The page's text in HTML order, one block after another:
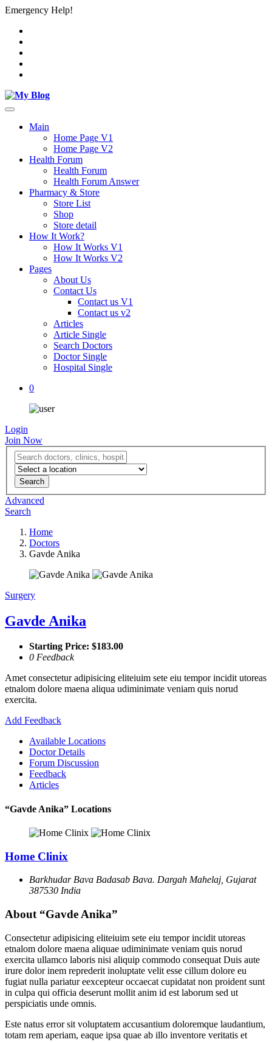
Emergency Help!
Main
Home Page V1
Home Page V2
Health Forum
Health Forum
Health Forum Answer
Pharmacy & Store
Store List
Shop
Store detail
How It Work?
How It Works V1
How It Works V2
Pages
About Us
Contact Us
Contact us V1
Contact us v2
Articles
Article Single
Search Doctors
Doctor Single
Hospital Single
0
Login
Join Now
Advanced
Search
Home
Doctors
Gavde Anika
Surgery
Gavde Anika
Starting Price: $183.00
0 Feedback
Amet consectetur adipisicing eliteiuim sete eiu tempor incidit utoreas
etnalom dolore maena aliqua udiminimate veniam quis norud
exercita.
Add Feedback
Available Locations
Doctor Details
Forum Discussion
Feedback
Articles
“Gavde Anika” Locations
Home Clinix
Barkhudar Bava Badasab Bava. Dargah Mahelaj, Gujarat
387530 India
About “Gavde Anika”
Consectetur adipisicing eliteiuim sete eiu tempor incidit utoreas
etnalom dolore maena aliquae udiminimate veniam quis norud
exercita ullamco laboris nisi aliquip commodo consequat Duis aute
irure dolor inem reprederit inoluptate velit esse cillum dolore eu
fugiat nulla pariatur eexcepteur occaecat cupidatat non proident sunt
in culpa qui officia deserunt mollit anim id est laborum sed ut
perspiciatis unde omnis.
Este natus error sit voluptatem accusantium doloremque laudantium,
totam rem aperiam, eaque ipsa quae ab illo inventore veritatis et